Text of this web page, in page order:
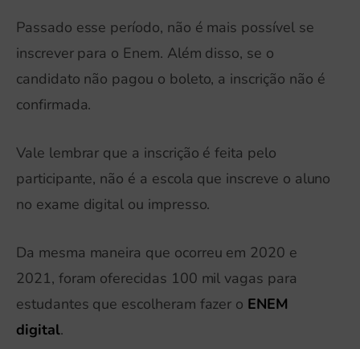
Passado esse período, não é mais possível se
inscrever para o Enem. Além disso, se o
candidato não pagou o boleto, a inscrição não é
confirmada.
Vale lembrar que a inscrição é feita pelo
participante, não é a escola que inscreve o aluno
no exame digital ou impresso.
Da mesma maneira que ocorreu em 2020 e
2021, foram oferecidas 100 mil vagas para
estudantes que escolheram fazer o ENEM
digital.